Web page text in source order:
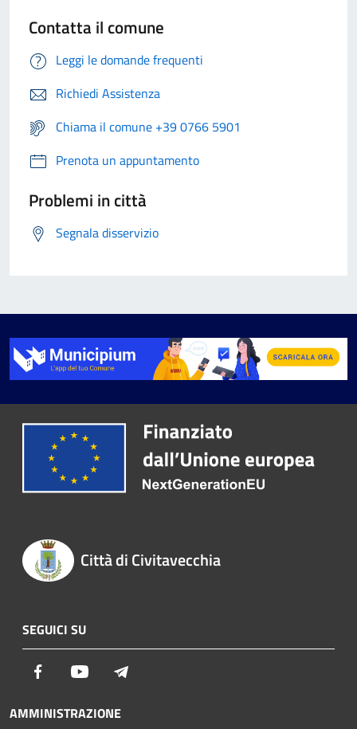
Contatta il comune
Leggi le domande frequenti
Richiedi Assistenza
Chiama il comune +39 0766 5901
Prenota un appuntamento
Problemi in città
Segnala disservizio
Città di Civitavecchia
SEGUICI SU
Facebook Youtube
AMMINISTRAZIONE